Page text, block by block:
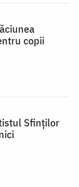
copii
Sfinților